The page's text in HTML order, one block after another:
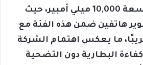
ببطاريات ضخمة بسعة 10,000 ميلي أمبير، حيث
هاتفين ضمن هذه الفئة مع
ما يعكس اهتمام الشركة
البطارية دون التضحية